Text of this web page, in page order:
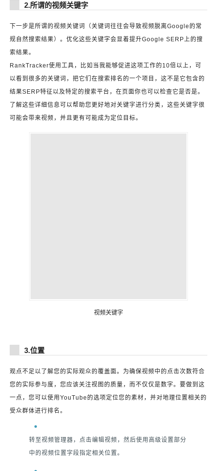
2.所谓的视频关键字
下一步是所谓的视频关键词（关键词往往会导致视频脱离Google的常
规自然搜索结果）。优化这些关键字会显着提升Google SERP上的搜
索结果。
RankTracker使用工具，比如当我能够促进这项工作的10倍以上，可
以看到很多的关键词，把它们在搜索排名的一个项目，这不是它包含的
结果SERP特征以及特定的搜索平台，在页面你也可以检查它是否是。
了解这些详细信息可以帮助您更好地对关键字进行分类，这些关键字很
可能会带来视频，并且更有可能成为定位目标。
视频关键字
3.位置
观点不足以了解您的实际观众的覆盖面。为确保视频中的点击次数符合
您的实际参与度，您应该关注视图的质量，而不仅仅是数字。要做到这
一点，您可以使用YouTube的选项定位您的素材，并对地理位置相关的
受众群体进行排名。
转至视频管理器，点击编辑视频，然后使用高级设置部分
中的视频位置字段指定相关位置。